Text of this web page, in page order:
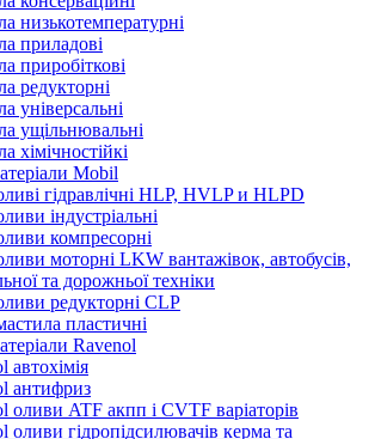
низькотемпературні
приладові
приробіткові
редукторні
універсальні
ущільнювальні
хімічностійкі
Mobil
гідравлічні HLP, HVLP и HLPD
індустріальні
компресорні
моторні LKW вантажівок, автобусів,
та дорожньої техніки
редукторні CLP
пластичні
Ravenol
автохімія
антифриз
оливи ATF акпп і CVTF варіаторів
оливи гідропідсилювачів керма та